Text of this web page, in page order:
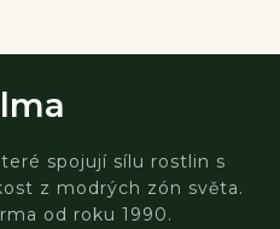
spojují sílu rostlin s
z modrých zón světa.
od roku 1990.